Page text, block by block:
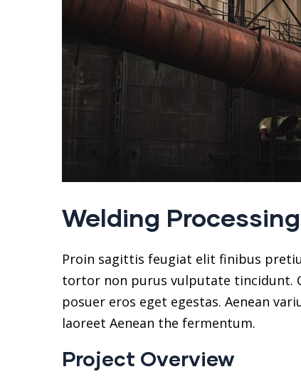
Welding Processing
Proin sagittis feugiat elit finibus
tortor non purus vulputate tincidunt.
posuer eros eget egestas. Aenean
laoreet Aenean the fermentum.
Project Overview